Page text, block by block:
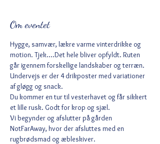
Om eventet
Hygge, samvær, lækre varme vinterdrikke og
motion. Tjek....Det hele bliver opfyldt. Ruten
går igennem forskellige landskaber og terræn.
Undervejs er der 4 drikposter med variationer
af gløgg og snack.
Du kommer en tur til vesterhavet og får sikkert
et lille rusk. Godt for krop og sjæl.
Vi begynder og afslutter på gården
NotFarAway, hvor der afsluttes med en
rugbrødsmad og æbleskiver.